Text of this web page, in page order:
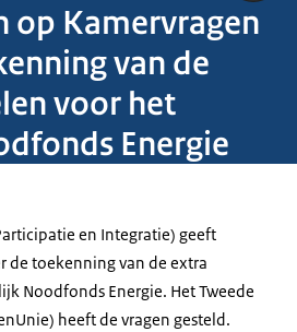
op Kamervragen
van de
voor het
Energie
en Integratie) geeft
de toekenning van de extra
Noodfonds Energie. Het Tweede
heeft de vragen gesteld.